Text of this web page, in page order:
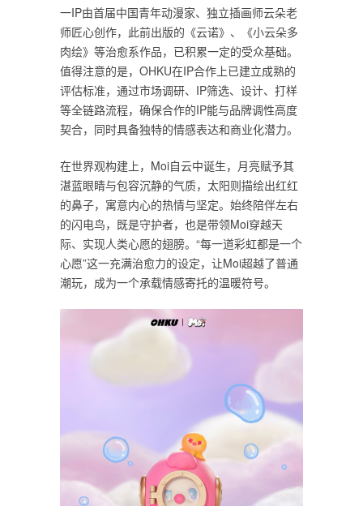
一IP由首届中国青年动漫家、独立插画师云朵老
师匠心创作，此前出版的《云诺》、《小云朵多
肉绘》等治愈系作品，已积累一定的受众基础。
值得注意的是，OHKU在IP合作上已建立成熟的
评估标准，通过市场调研、IP筛选、设计、打样
等全链路流程，确保合作的IP能与品牌调性高度
契合，同时具备独特的情感表达和商业化潜力。
在世界观构建上，Moi自云中诞生，月亮赋予其
湛蓝眼睛与包容沉静的气质，太阳则描绘出红红
的鼻子，寓意内心的热情与坚定。始终陪伴左右
的闪电鸟，既是守护者，也是带领Moi穿越天
际、实现人类心愿的翅膀。“每一道彩虹都是一个
心愿”这一充满治愈力的设定，让Moi超越了普通
潮玩，成为一个承载情感寄托的温暖符号。